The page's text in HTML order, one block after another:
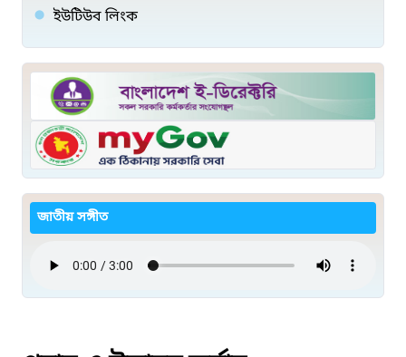
ইউটিউব লিংক
জাতীয় সঙ্গীত